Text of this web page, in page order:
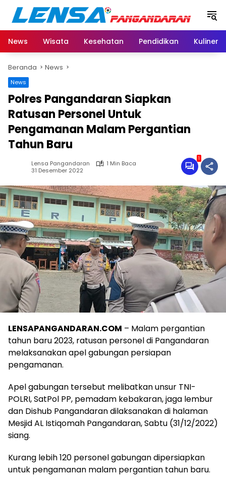
Langsung
konten
News
Wisata Kesehatan Pendidikan Kuliner
Beranda News
News
Polres Pangandaran Siapkan
Ratusan Personel Untuk
Pengamanan Malam Pergantian
Tahun Baru
Lensa Pangandaran
1 Min Baca
31 Desember 2022
1
LENSAPANGANDARAN.COM – Malam pergantian
tahun baru 2023, ratusan personel di Pangandaran
melaksanakan apel gabungan persiapan
pengamanan.
Apel gabungan tersebut melibatkan unsur TNI-
POLRI, SatPol PP, pemadam kebakaran, jaga lembur
dan Dishub Pangandaran dilaksanakan di halaman
Mesjid AL Istiqomah Pangandaran, Sabtu (31/12/2022)
siang.
Kurang lebih 120 personel gabungan dipersiapkan
untuk pengamanan malam pergantian tahun baru.